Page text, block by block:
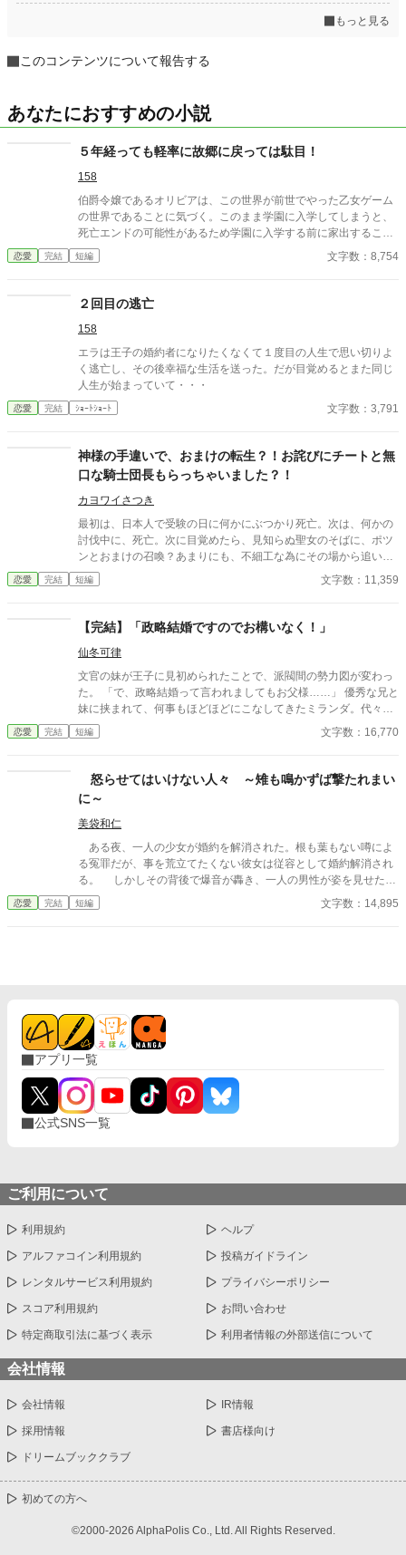
もっと見る
このコンテンツについて報告する
あなたにおすすめの小説
５年経っても軽率に故郷に戻っては駄目！
158
伯爵令嬢であるオリビアは、この世界が前世でやった乙女ゲーム
の世界であることに気づく。このまま学園に入学してしまうと、
死亡エンドの可能性があるため学園に入学する前に家出すること
にした。婚約者もさらっとスルーして、早や５年。結局誰ルート
を主人公は選んだのかしらと軽率にも故郷に舞い戻ってしま
恋愛 完結 短編 文字数：8,754
２回目の逃亡
158
エラは王子の婚約者になりたくなくて１度目の人生で思い切りよ
く逃亡し、その後幸福な生活を送った。だが目覚めるとまた同じ
人生が始まっていて・・・
恋愛 完結 ｼｮｰﾄｼｮｰﾄ 文字数：3,791
神様の手違いで、おまけの転生？！お詫びにチートと無
口な騎士団長もらっちゃいました？！
カヨワイさつき
最初は、日本人で受験の日に何かにぶつかり死亡。次は、何かの
討伐中に、死亡。次に目覚めたら、見知らぬ聖女のそばに、ポツ
ンとおまけの召喚？あまりにも、不細工な為にその場から追い出
されてしまった。 前世の記憶はあるものの、どれをとっても短
命、不幸な出来事ばかりだった。 全てはドジで少し変なナルシス
不器用な騎士団長もらっちゃいました。今度こそ、幸せになるか
恋愛 完結 短編 文字数：11,359
【完結】「政略結婚ですのでお構いなく！」
仙冬可律
文官の妹が王子に見初められたことで、派閥間の勢力図が変わっ
た。 「で、政略結婚って言われましてもお父様……」 優秀な兄と
妹に挟まれて、何事もほどほどにこなしてきたミランダ。代々優
秀な文官を輩出してきたシューゼル伯爵家は良縁に恵まれるそう
だ。 適齢期になったら適当に釣り合う方と適当にお付き合いをし
家柄で有名なリッキー家と結婚だなんて。 のんびりに見えて豪胆
な令嬢と 体力系にしか自信がないワンコ令息 24.4.87 本編完結 以
降不定期で番外編予定
恋愛 完結 短編 文字数：16,770
怒らせてはいけない人々 ～雉も鳴かずば撃たれまい
に～
美袋和仁
ある夜、一人の少女が婚約を解消された。根も葉もない噂によ
る冤罪だが、事を荒立てたくない彼女は従容として婚約解消され
る。 しかしその背後で爆音が轟き、一人の男性が姿を見せた。
彼は少女の父親。 怒らせてはならない人々に繋がる少女の婚約
解消が、思わぬ展開を導きだす。 なんとなくの一気書き。御笑
恋愛 完結 短編 文字数：14,895
アプリ一覧
公式SNS一覧
ご利用について
利用規約 ヘルプ
アルファコイン利用規約 投稿ガイドライン
レンタルサービス利用規約 プライバシーポリシー
スコア利用規約 お問い合わせ
特定商取引法に基づく表示 利用者情報の外部送信について
会社情報
会社情報 IR情報
採用情報 書店様向け
ドリームブッククラブ
初めての方へ
©2000-2026 AlphaPolis Co., Ltd. All Rights Reserved.